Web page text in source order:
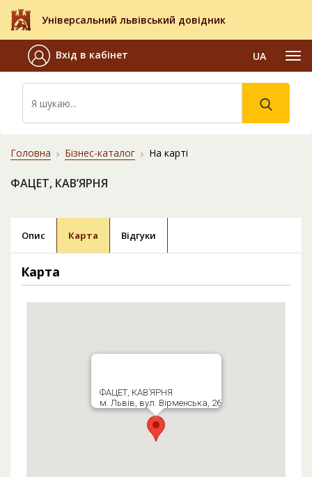
Універсальний львівський довідник
Вхід в кабінет UA
Головна Бізнес-каталог На карті
ФАЦЕТ, КАВ’ЯРНЯ
Опис Карта Відгуки
Карта
ФАЦЕТ, КАВ’ЯРНЯ
м. Львів, вул. Вірменська, 26